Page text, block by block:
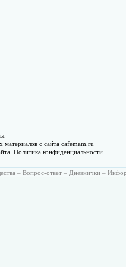
материалов с сайта cafemam.ru
Политика конфиденциальности
– Вопрос-ответ – Дневнички –